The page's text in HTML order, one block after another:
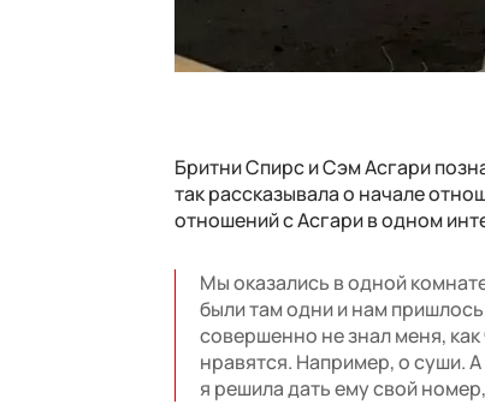
Бритни Спирс и Сэм Асгари
так рассказывала о начале
отношений с Асгари в одном
Мы оказались в одной
были там одни и нам
совершенно не знал меня,
нравятся. Например, о суши.
я решила дать ему свой